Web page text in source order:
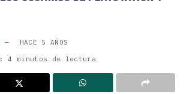
HACE 5 AÑOS
4 minutos de lectura